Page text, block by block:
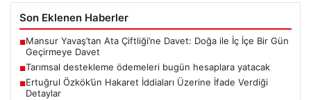
Son Eklenen Haberler
■Mansur Yavaş’tan Ata Çiftliği’ne Davet: Doğa ile İç İçe Bir Gün
Geçirmeye Davet
■Tarımsal destekleme ödemeleri bugün hesaplara yatacak
■Ertuğrul Özkök’ün Hakaret İddiaları Üzerine İfade Verdiği
Detaylar